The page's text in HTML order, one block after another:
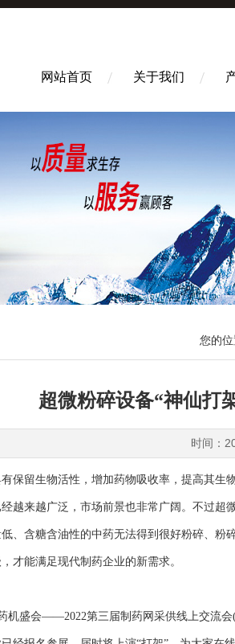
网站首页 关于我们
您的位
超微粉碎设备“神仙打
时间：
留生物活性，增加药物吸收率，提高其生
越来越广泛，市场前景也非常广阔。不过
、含糖含油性的中药无法得到很好粉碎、
才能满足现代制药企业的新需求。
盛会——2022第三届制药网采供线上交流会(